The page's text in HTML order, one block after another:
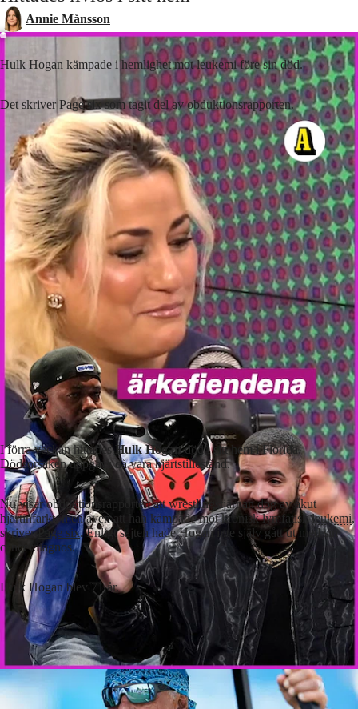
Annie Månsson
Hulk Hogan kämpade i hemlighet mot leukemi före sin död.
Det skriver Page six som tagit del av obduktionsrapporten.
I förra veckan hittadesHulk Hogandödi sitt hem i Florida.
Dödsorsaken uppgavs då vara hjärtstillestånd.
Nu visar obduktionsrapporten att wrestlingstjärnan dog av akut
hjärtinfarkt, men även att han kämpade mot kronisk lymfatiskleukemi,
skriverPage six. Enligt sajten hade Hogan inte själv gått ut med sin
cancerdiagnos.
Hulk Hogan blev 71 år.